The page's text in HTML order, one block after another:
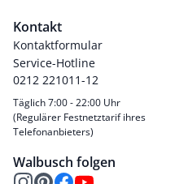
Kontakt
Kontaktformular
Service-Hotline
0212 221011-12
Täglich 7:00 - 22:00 Uhr
(Regulärer Festnetztarif ihres
Telefonanbieters)
Walbusch folgen